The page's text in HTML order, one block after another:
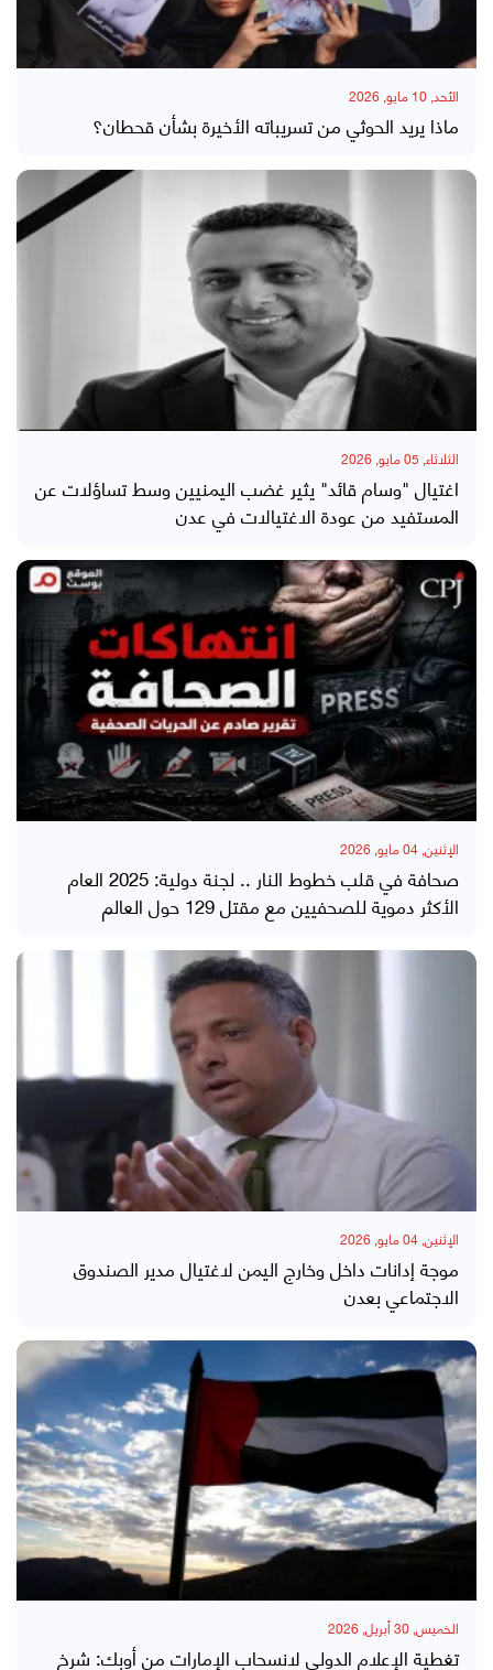
الأحد, 10 مايو, 2026
ماذا يريد الحوثي من تسريباته الأخيرة بشأن قحطان؟
الثلاثاء, 05 مايو, 2026
اغتيال "وسام قائد" يثير غضب اليمنيين وسط تساؤلات عن
المستفيد من عودة الاغتيالات في عدن
الإثنين, 04 مايو, 2026
صحافة في قلب خطوط النار .. لجنة دولية: 2025 العام
الأكثر دموية للصحفيين مع مقتل 129 حول العالم
الإثنين, 04 مايو, 2026
موجة إدانات داخل وخارج اليمن لاغتيال مدير الصندوق
الاجتماعي بعدن
الخميس, 30 أبريل, 2026
تغطية الإعلام الدولي لانسحاب الإمارات من أوبك: شرخ